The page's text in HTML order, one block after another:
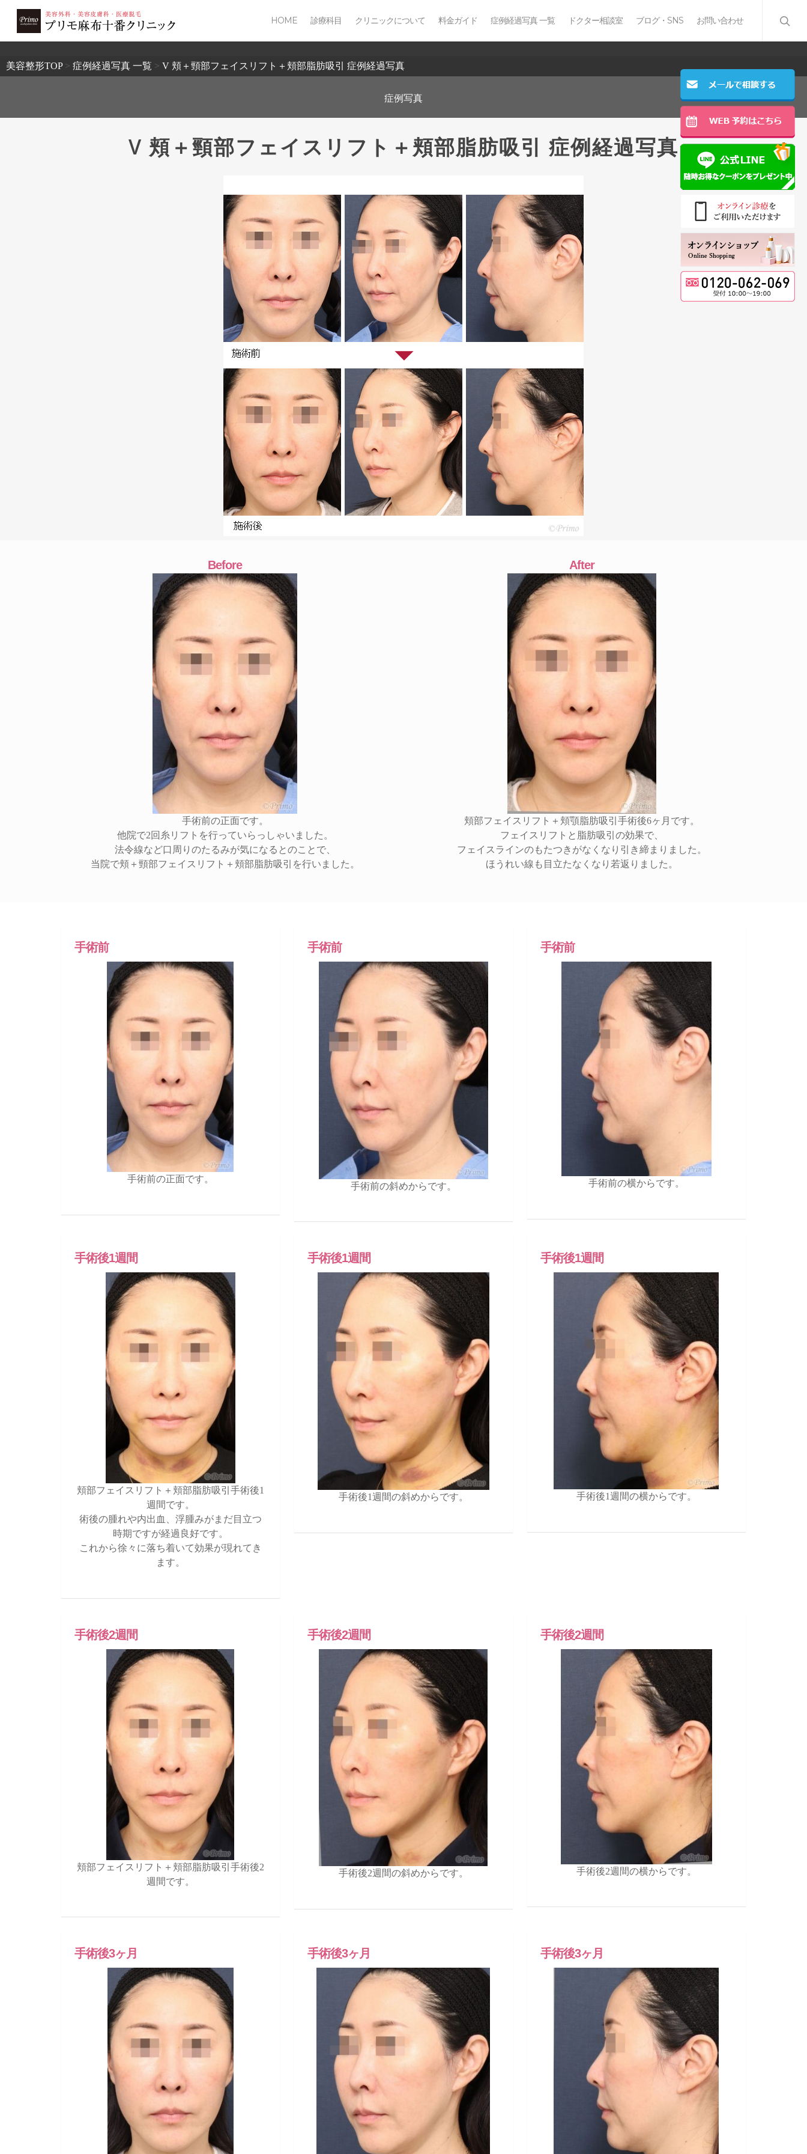
2503
HOME 診療科目 クリニックについて 料金ガイド 症例経過写真 一覧 ドクター相談室 ブログ・SNS お問い合わせ
美容整形TOP> 症例経過写真 一覧 > V 頬＋頸部フェイスリフト＋頬部脂肪吸引 症例経過写真
症例写真
V 頬＋頸部フェイスリフト＋頬部脂肪吸引 症例経過写真
Before
手術前の正面です。
他院で2回糸リフトを行っていらっしゃいました。
法令線など口周りのたるみが気になるとのことで、
当院で頬＋頸部フェイスリフト＋頬部脂肪吸引を行いました。
After
頬部フェイスリフト＋頬顎脂肪吸引手術後6ヶ月です。
フェイスリフトと脂肪吸引の効果で、
フェイスラインのもたつきがなくなり引き締まりました。
ほうれい線も目立たなくなり若返りました。
手術前
手術前の正面です。
手術前
手術前の斜めからです。
手術前
手術前の横からです。
手術後1週間
頬部フェイスリフト＋頬部脂肪吸引手術後1
週間です。
術後の腫れや内出血、浮腫みがまだ目立つ
時期ですが経過良好です。
これから徐々に落ち着いて効果が現れてき
ます。
手術後1週間
手術後1週間の斜めからです。
手術後1週間
手術後1週間の横からです。
手術後2週間
頬部フェイスリフト＋頬部脂肪吸引手術後2
週間です。
手術後2週間
手術後2週間の斜めからです。
手術後2週間
手術後2週間の横からです。
手術後3ヶ月 手術後3ヶ月 手術後3ヶ月